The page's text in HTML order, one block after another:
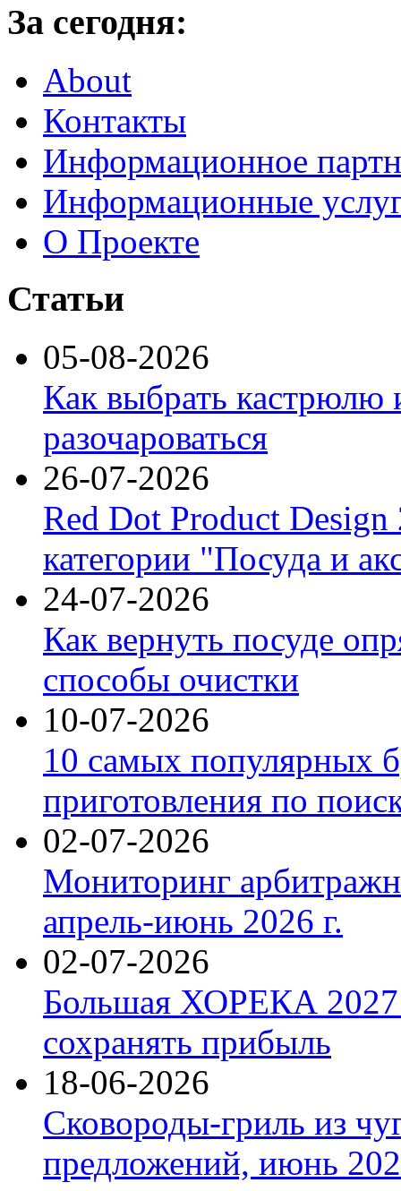
За сегодня:
About
Контакты
Информационное
Информационные
О Проекте
Статьи
05-08-2026
Как выбрать кастрюлю
разочароваться
26-07-2026
Red Dot Product Design
категории "Посуда и
24-07-2026
Как вернуть посуде
способы очистки
10-07-2026
10 самых популярных
приготовления по
02-07-2026
Мониторинг
апрель-июнь 2026 г.
02-07-2026
Большая ХОРЕКА 2027:
сохранять прибыль
18-06-2026
Сковороды-гриль из
предложений, июнь